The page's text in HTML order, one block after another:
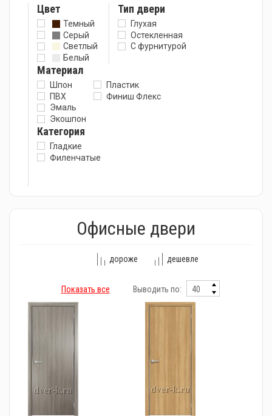
Цвет
Темный
Серый
Светлый
Белый
Тип двери
Глухая
Остекленная
С фурнитурой
Материал
Шпон
ПВХ
Эмаль
Экошпон
Пластик
Финиш Флекс
Категория
Гладкие
Филенчатые
Офисные двери
дороже дешевле
Показать все Выводить по: